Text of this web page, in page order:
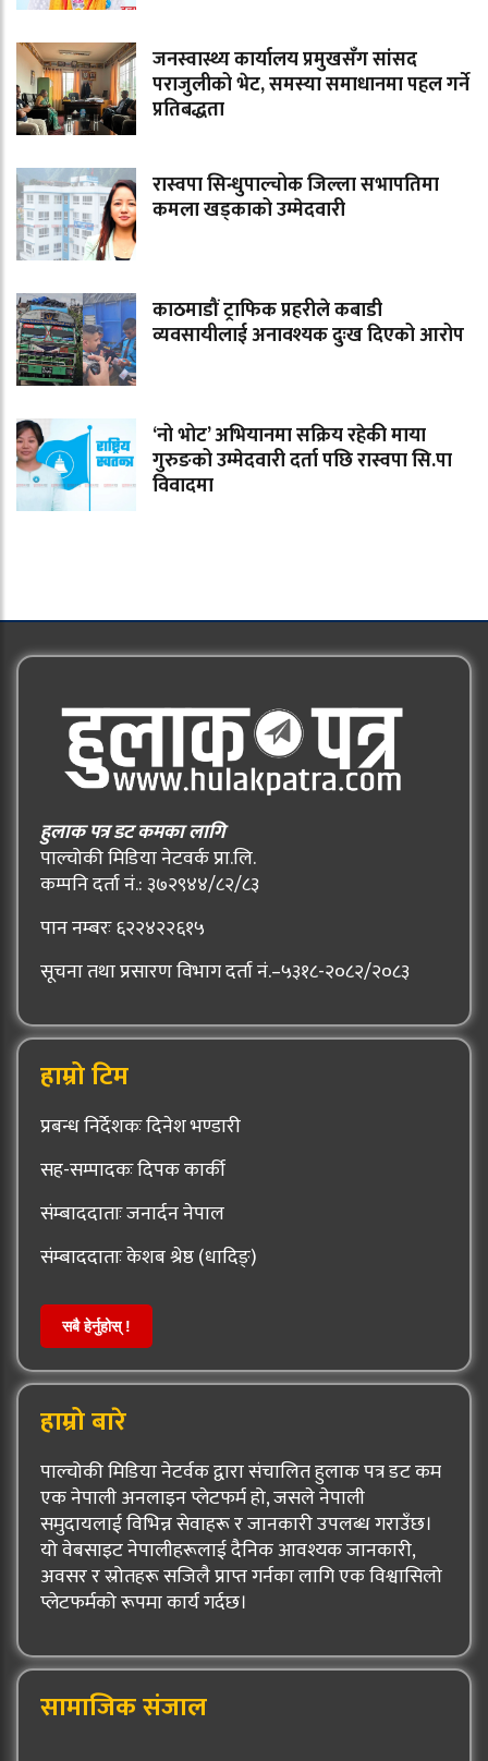
जनस्वास्थ्य कार्यालय प्रमुखसँग सांसद
पराजुलीको भेट, समस्या समाधानमा पहल गर्ने
प्रतिबद्धता
रास्वपा सिन्धुपाल्चोक जिल्ला सभापतिमा
कमला खड्काको उम्मेदवारी
काठमाडौं ट्राफिक प्रहरीले कबाडी
व्यवसायीलाई अनावश्यक दुःख दिएको आरोप
‘नो भोट’ अभियानमा सक्रिय रहेकी माया
गुरुङको उम्मेदवारी दर्ता पछि रास्वपा सि.पा
विवादमा
हुलाक पत्र डट कमका लागि
पाल्चोकी मिडिया नेटवर्क प्रा.लि.
कम्पनि दर्ता नं.: ३७२९४४/८२/८३
पान नम्बरः ६२२४२२६१५
सूचना तथा प्रसारण विभाग दर्ता नं.–५३१८-२०८२/२०८३
हाम्रो टिम
प्रबन्ध निर्देशकः दिनेश भण्डारी
सह-सम्पादकः दिपक कार्की
संम्बाददाताः जनार्दन नेपाल
संम्बाददाताः केशब श्रेष्ठ (धादिङ्)
सबै हेर्नुहोस् !
हाम्रो बारे
पाल्चोकी मिडिया नेटर्वक द्वारा संचालित हुलाक पत्र डट कम
एक नेपाली अनलाइन प्लेटफर्म हो, जसले नेपाली
समुदायलाई विभिन्न सेवाहरू र जानकारी उपलब्ध गराउँछ।
यो वेबसाइट नेपालीहरूलाई दैनिक आवश्यक जानकारी,
अवसर र स्रोतहरू सजिलै प्राप्त गर्नका लागि एक विश्वासिलो
प्लेटफर्मको रूपमा कार्य गर्दछ।
सामाजिक संजाल